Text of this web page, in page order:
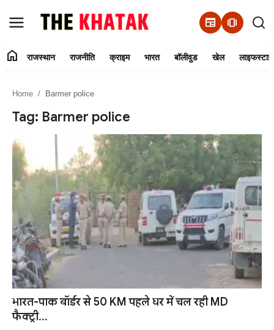
newspaper amp_stories
Contact Us
राजस्थान
राजनीति
भारत
बॉलीवुड
खेल
लाइफस्टाइल
home राजस्थान राजनीति क्राइम भारत बॉलीवुड खेल
Home Barmer police
Tag: Barmer police
भारत-पाक बॉर्डर से 50 KM पहले घर में चल रही MD
फैक्ट्री...